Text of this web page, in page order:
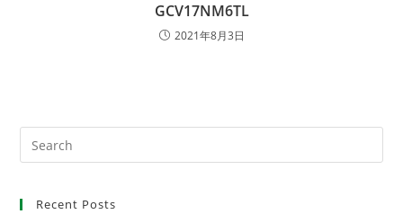
GCV17NM6TL
2021年8月3日
Recent Posts